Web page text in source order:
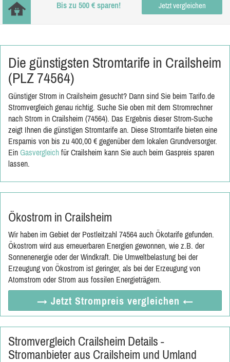
Bis zu 500 € sparen! Jetzt vergleichen
Die günstigsten Stromtarife in Crailsheim
(PLZ 74564)
Günstiger Strom in Crailsheim gesucht? Dann sind Sie beim Tarifo.de
Stromvergleich genau richtig. Suche Sie oben mit dem Stromrechner
nach Strom in Crailsheim (74564). Das Ergebnis dieser Strom-Suche
zeigt Ihnen die günstigen Stromtarife an. Diese Stromtarife bieten eine
Ersparnis von bis zu 400,00 € gegenüber dem lokalen Grundversorger.
Ein Gasvergleich für Crailsheim kann Sie auch beim Gaspreis sparen
lassen.
Ökostrom in Crailsheim
Wir haben im Gebiet der Postleitzahl 74564 auch Ökotarife gefunden.
Ökostrom wird aus erneuerbaren Energien gewonnen, wie z.B. der
Sonnenenergie oder der Windkraft. Die Umweltbelastung bei der
Erzeugung von Ökostrom ist geringer, als bei der Erzeugung von
Atomstrom oder Strom aus fossilen Energieträgern.
→ Jetzt Strompreis vergleichen ←
Stromvergleich Crailsheim Details -
Stromanbieter aus Crailsheim und Umland